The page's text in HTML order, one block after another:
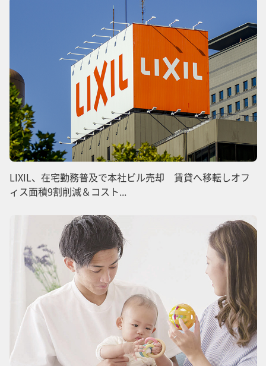
LIXIL、在宅勤務普及で本社ビル売却 賃貸へ移転しオフ
ィス面積9割削減＆コスト...